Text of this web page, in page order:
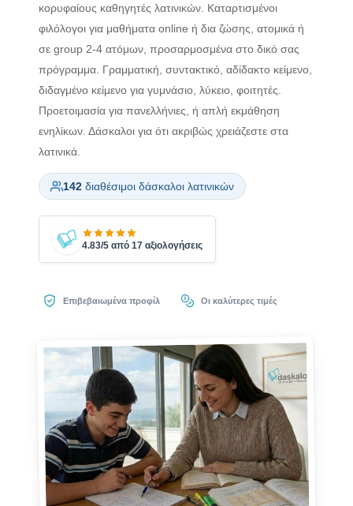
κορυφαίους καθηγητές λατινικών. Καταρτισμένοι
φιλόλογοι για μαθήματα online ή δια ζώσης, ατομικά ή
σε group 2-4 ατόμων, προσαρμοσμένα στο δικό σας
πρόγραμμα. Γραμματική, συντακτικό, αδίδακτο κείμενο,
διδαγμένο κείμενο για γυμνάσιο, λύκειο, φοιτητές.
Προετοιμασία για πανελλήνιες, ή απλή εκμάθηση
ενηλίκων. Δάσκαλοι για ότι ακριβώς χρειάζεστε στα
λατινικά.
142διαθέσιμοι δάσκαλοι λατινικών
4.83/5 από 17 αξιολογήσεις
Επιβεβαιωμένα προφίλ Οι καλύτερες τιμές